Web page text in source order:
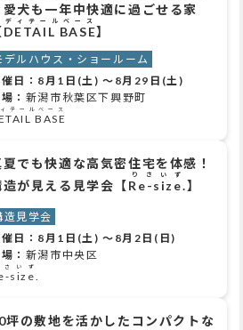
愛犬も一年中快適に過ごせる家
DETAIL BASE
ディテールベース
】
デルハウス・ショールーム
日： 8月1日(土) ～ 8月29日(土)
： 新潟市秋葉区下興野町
BASE
テールベース
夏でも快適な高気密住宅を体感！
造が見える見学会【Re-size.
りさいず
】
造見学会
日： 8月1日(土) ～ 8月2日(日)
： 新潟市中央区
size.
さいず
坪の敷地を活かしたコンパクトな